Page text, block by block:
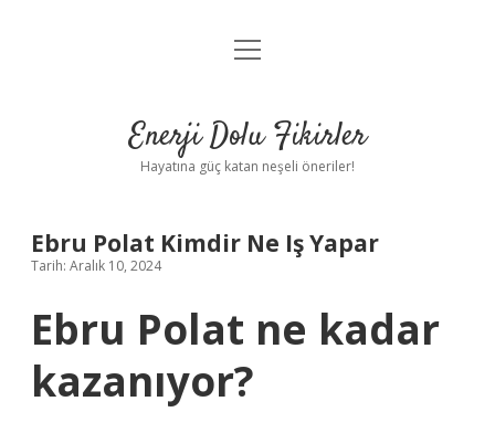
Anasayfa
Yasal Uyarı
menüyü
Enerji Dolu Fikirler
Hayatına güç katan neşeli öneriler!
Ebru Polat Kimdir Ne Iş Yapar
Tarih: Aralık 10, 2024
Ebru Polat ne kadar
kazanıyor?